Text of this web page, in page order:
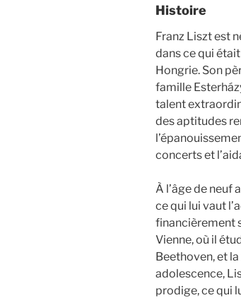
Histoire
Franz Liszt est
dans ce qui
Hongrie. Son
famille
talent
des aptitudes
concerts et
À l’âge de neuf
ce qui lui vaut
financièrement
Vienne, où il
Beethoven, et
adolescence,
prodige, ce qui